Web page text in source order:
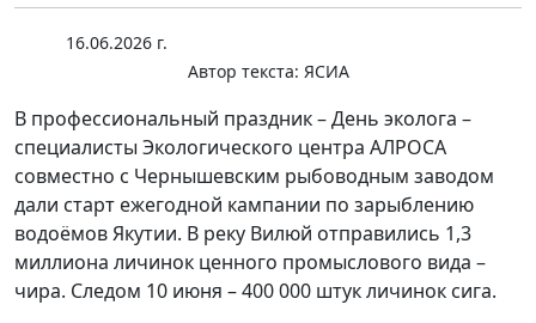
16.06.2026 г.
Автор текста: ЯСИА
В профессиональный праздник – День эколога –
специалисты Экологического центра АЛРОСА
совместно с Чернышевским рыбоводным заводом
дали старт ежегодной кампании по зарыблению
водоёмов Якутии. В реку Вилюй отправились 1,3
миллиона личинок ценного промыслового вида –
чира. Следом 10 июня – 400 000 штук личинок сига.